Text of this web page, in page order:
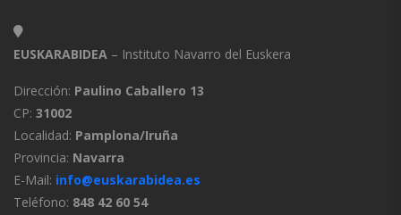
EUSKARABIDEA – Instituto Navarro del Euskera
Dirección: Paulino Caballero 13
CP: 31002
Localidad: Pamplona/Iruña
Provincia: Navarra
E-Mail: info@euskarabidea.es
Teléfono: 848 42 60 54